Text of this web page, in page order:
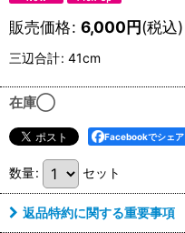
販売価格: 6,000円(税込)
三辺合計: 41cm
在庫◯
Facebookでシェア
数量: セット
返品特約に関する重要事項